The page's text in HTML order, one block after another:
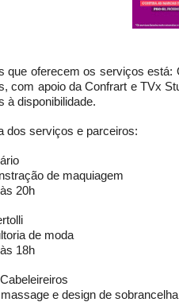
que oferecem os serviços
com apoio da Confrart e TVx
à disponibilidade.
dos serviços e parceiros:
de maquiagem
20h
de moda
18h
e design de sobrancelha